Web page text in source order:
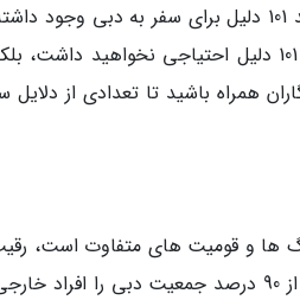
ترین شهرهای جهان برای سفر خواهد بود. شاید 101 دلیل
مقصد بعدی شما برای سفر باشد، به تمام این 101 دلیل
همراه باشید تا تعدادی از
ها و قومیت های متفاوت است،
خصوص دبی شرایط کمی متفاوت است. بیش از 90 درصد